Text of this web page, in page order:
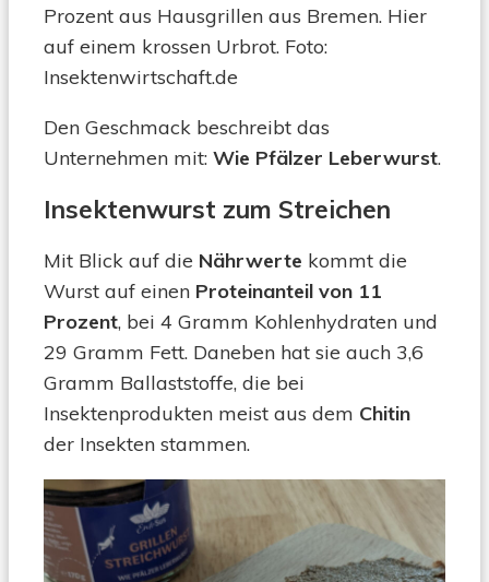
Prozent aus Hausgrillen aus Bremen. Hier
auf einem krossen Urbrot. Foto:
Insektenwirtschaft.de
Den Geschmack beschreibt das
Unternehmen mit: Wie Pfälzer Leberwurst.
Insektenwurst zum Streichen
Mit Blick auf die Nährwerte kommt die
Wurst auf einen Proteinanteil von 11
Prozent, bei 4 Gramm Kohlenhydraten und
29 Gramm Fett. Daneben hat sie auch 3,6
Gramm Ballaststoffe, die bei
Insektenprodukten meist aus dem Chitin
der Insekten stammen.